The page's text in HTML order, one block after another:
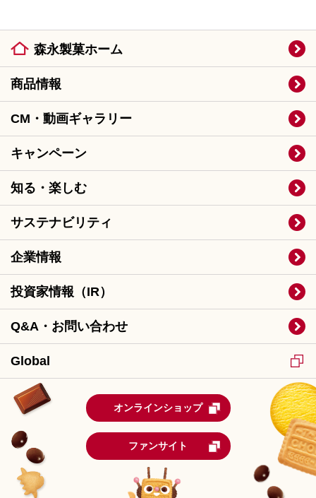
森永製菓ホーム
商品情報
CM・動画ギャラリー
キャンペーン
知る・楽しむ
サステナビリティ
企業情報
投資家情報（IR）
Q&A・お問い合わせ
Global
オンラインショップ
ファンサイト